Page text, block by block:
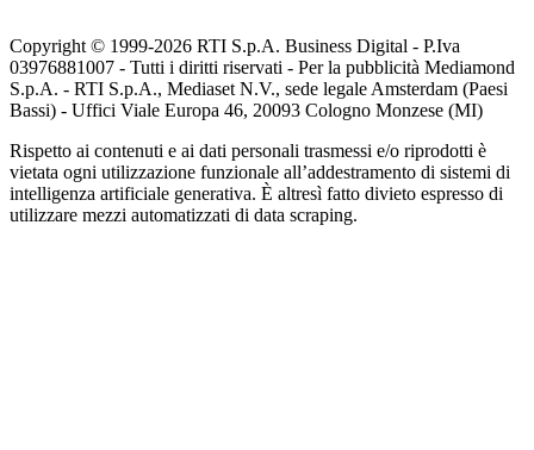
Copyright © 1999-2026 RTI S.p.A. Business Digital - P.Iva
03976881007 - Tutti i diritti riservati - Per la pubblicità Mediamond
S.p.A. - RTI S.p.A., Mediaset N.V., sede legale Amsterdam (Paesi
Bassi) - Uffici Viale Europa 46, 20093 Cologno Monzese (MI)
Rispetto ai contenuti e ai dati personali trasmessi e/o riprodotti è
vietata ogni utilizzazione funzionale all’addestramento di sistemi di
intelligenza artificiale generativa. È altresì fatto divieto espresso di
utilizzare mezzi automatizzati di data scraping.